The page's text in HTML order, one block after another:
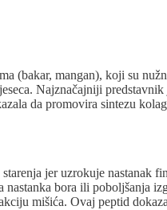
(bakar, mangan), koji su
Najznačajniji
da promovira sintezu
jer uzrokuje
nastanka bora ili
mišića. Ovaj peptid